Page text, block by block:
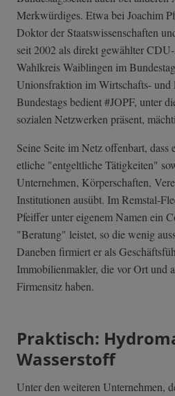
Merkwürdiges. Etwa bei Joachim
Doktor der Staatswissenschaften
seit 2002 als direkt gewählter
Wahlkreis Waiblingen im
Unionsfraktion im Wirtschafts- und
Bundestags bedient #JOPF, unter
sozialen Netzwerken präsent,
Seine Seite im Netz offenbart, dass
etliche "entgeltliche Tätigkeiten"
Unternehmen, Körperschaften,
Institutionen ausübt. Im Remstal-
Pfeiffer unter eigenem Namen ein
"Beratung" leistet, so die wenig
Daneben firmiert er als
Immobilienmakler, die vor Ort und
Firmensitz haben.
Praktisch:
Wasserstoff
Unter den weiteren Unternehmen,